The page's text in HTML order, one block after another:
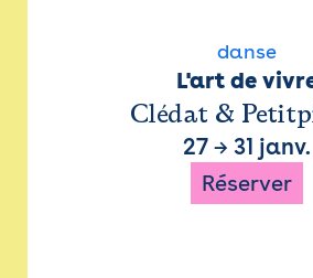
danse
L'art de
Clédat &
27 → 31 janv.
Réserver